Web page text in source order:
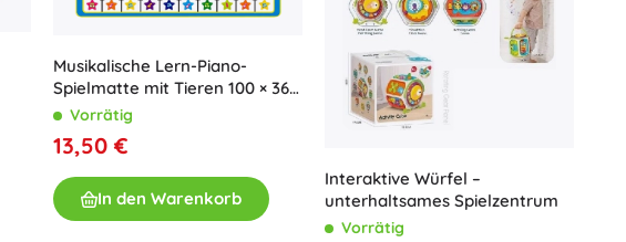
Musikalische Lern-Piano-
Spielmatte mit Tieren 100 × 36
cmVorrätig
13,50 €
In den Warenkorb
Interaktive Würfel –
unterhaltsames Spielzentrum
Vorrätig